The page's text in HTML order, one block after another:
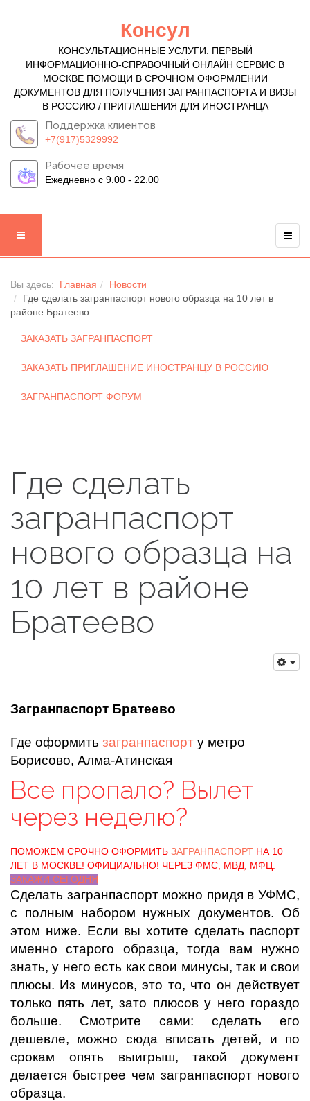
Консул
КОНСУЛЬТАЦИОННЫЕ УСЛУГИ. ПЕРВЫЙ
ИНФОРМАЦИОННО-СПРАВОЧНЫЙ ОНЛАЙН СЕРВИС В
МОСКВЕ ПОМОЩИ В СРОЧНОМ ОФОРМЛЕНИИ
ДОКУМЕНТОВ ДЛЯ ПОЛУЧЕНИЯ ЗАГРАНПАСПОРТА И ВИЗЫ
В РОССИЮ / ПРИГЛАШЕНИЯ ДЛЯ ИНОСТРАНЦА
Поддержка клиентов
+7(917)5329992
Рабочее время
Ежедневно с 9.00 - 22.00
Вы здесь: Главная
Новости
Где сделать загранпаспорт нового образца на 10 лет в
районе Братеево
ЗАКАЗАТЬ ЗАГРАНПАСПОРТ
ЗАКАЗАТЬ ПРИГЛАШЕНИЕ ИНОСТРАНЦУ В РОССИЮ
ЗАГРАНПАСПОРТ ФОРУМ
Где сделать
загранпаспорт
нового образца на
10 лет в районе
Братеево
Загранпаспорт Братеево
Где оформить загранпаспорт у метро
Борисово, Алма-Атинская
Все пропало? Вылет
через неделю?
ПОМОЖЕМ СРОЧНО ОФОРМИТЬ ЗАГРАНПАСПОРТ НА 10
ЛЕТ В МОСКВЕ! ОФИЦИАЛЬНО! ЧЕРЕЗ ФМС, МВД, МФЦ.
ЗАКАЖИ СЕГОДНЯ
Сделать загранпаспорт можно придя в УФМС,
с полным набором нужных документов. Об
этом ниже. Если вы хотите сделать паспорт
именно старого образца, тогда вам нужно
знать, у него есть как свои минусы, так и свои
плюсы. Из минусов, это то, что он действует
только пять лет, зато плюсов у него гораздо
больше. Смотрите сами: сделать его
дешевле, можно сюда вписать детей, и по
срокам опять выигрыш, такой документ
делается быстрее чем загранпаспорт нового
образца.